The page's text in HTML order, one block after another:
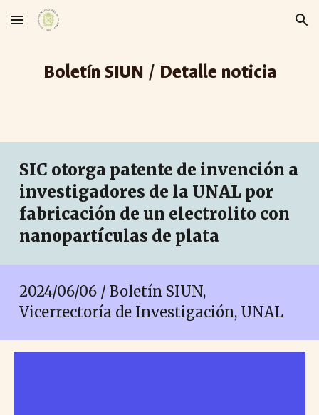
Skip to main content Skip to navigation
Boletín SIUN / Detalle noticia
SIC otorga patente de invención a
investigadores de la UNAL por
fabricación de un electrolito con
nanopartículas de plata
2024/06/06 / Boletín SIUN,
Vicerrectoría de Investigación, UNAL